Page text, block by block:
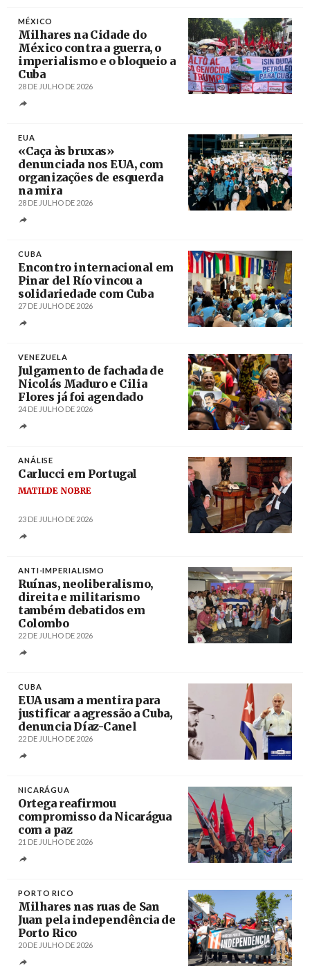
MÉXICO
Milhares na Cidade do
México contra a guerra, o
imperialismo e o bloqueio a
Cuba
28 DE JULHO DE 2026
EUA
«Caça às bruxas»
denunciada nos EUA, com
organizações de esquerda
na mira
28 DE JULHO DE 2026
CUBA
Encontro internacional em
Pinar del Río vincou a
solidariedade com Cuba
27 DE JULHO DE 2026
VENEZUELA
Julgamento de fachada de
Nicolás Maduro e Cilia
Flores já foi agendado
24 DE JULHO DE 2026
ANÁLISE
Carlucci em Portugal
MATILDE NOBRE
23 DE JULHO DE 2026
ANTI-IMPERIALISMO
Ruínas, neoliberalismo,
direita e militarismo
também debatidos em
Colombo
22 DE JULHO DE 2026
CUBA
EUA usam a mentira para
justificar a agressão a Cuba,
denuncia Díaz-Canel
22 DE JULHO DE 2026
NICARÁGUA
Ortega reafirmou
compromisso da Nicarágua
com a paz
21 DE JULHO DE 2026
PORTO RICO
Milhares nas ruas de San
Juan pela independência de
Porto Rico
20 DE JULHO DE 2026